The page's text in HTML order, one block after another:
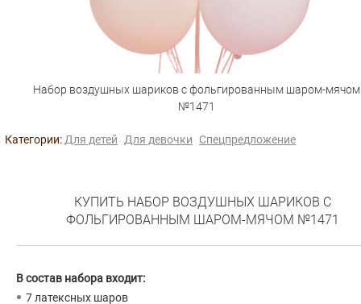
Набор воздушных шариков с фольгированным шаром-мячом
№1471
Категории: Для детей Для девочки Спецпредложение
КУПИТЬ НАБОР ВОЗДУШНЫХ ШАРИКОВ С
ФОЛЬГИРОВАННЫМ ШАРОМ-МЯЧОМ №1471
В состав набора входит:
7 латексных шаров